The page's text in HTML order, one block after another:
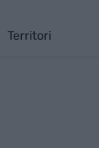
Territori